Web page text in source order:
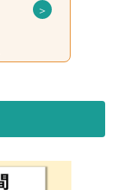
＞